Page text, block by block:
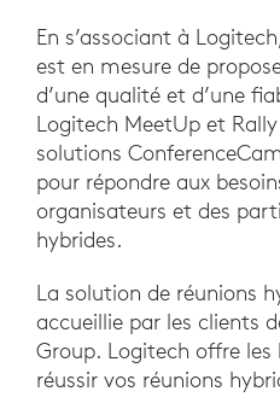
En s’associant à
est en mesure de
d’une qualité et d’une
Logitech MeetUp et
solutions
pour répondre aux
organisateurs et des
hybrides.
La solution de réunions
accueillie par les clients
Group. Logitech offre
réussir vos réunions